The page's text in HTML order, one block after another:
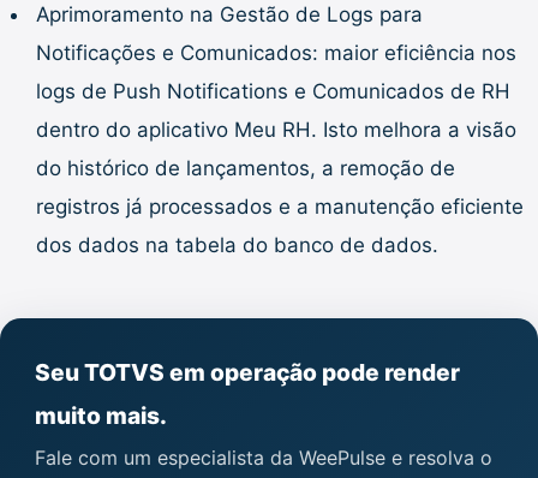
Aprimoramento na Gestão de Logs para
Notificações e Comunicados: maior eficiência nos
logs de Push Notifications e Comunicados de RH
dentro do aplicativo Meu RH. Isto melhora a visão
do histórico de lançamentos, a remoção de
registros já processados e a manutenção eficiente
dos dados na tabela do banco de dados.
Seu TOTVS em operação pode render
muito mais.
Fale com um especialista da WeePulse e resolva o